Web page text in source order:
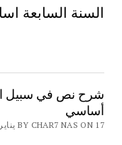
السنة السابعة
أساسي
BY CHAR7 NAS ON 17 يناير، 2020